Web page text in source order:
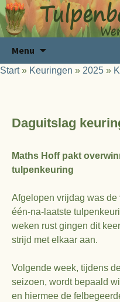
Menu
de
Start» Keuringen » 2025 »
Daguitslag
Maths Hoff pakt
tulpenkeuring
Afgelopen vrijdag was
één-na-laatste
weken rust gingen dit
strijd met elkaar aan.
Volgende week, tijdens
seizoen, wordt bepaald
en hiermee de